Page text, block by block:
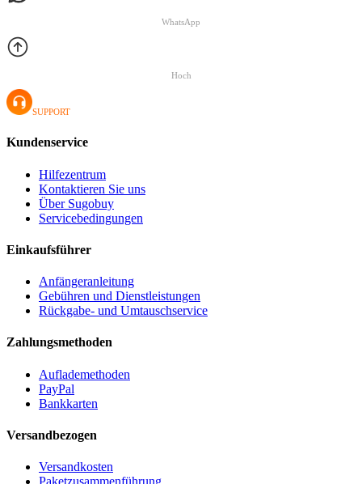
WhatsApp
Hoch
SUPPORT
Kundenservice
Hilfezentrum
Kontaktieren Sie uns
Über Sugobuy
Servicebedingungen
Einkaufsführer
Anfängeranleitung
Gebühren und Dienstleistungen
Rückgabe- und Umtauschservice
Zahlungsmethoden
Auflademethoden
PayPal
Bankkarten
Versandbezogen
Versandkosten